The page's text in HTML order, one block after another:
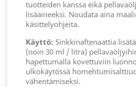
tuotteiden kanssa eikä
lisäaineeksi. Noudata aina
käsittelyohjeita.
Käyttö: Sinkkinaftenaattia
(noin 30 ml / litra)
hapettumalla kovettuviin
ulkokäytössä
vähentämiseksi.